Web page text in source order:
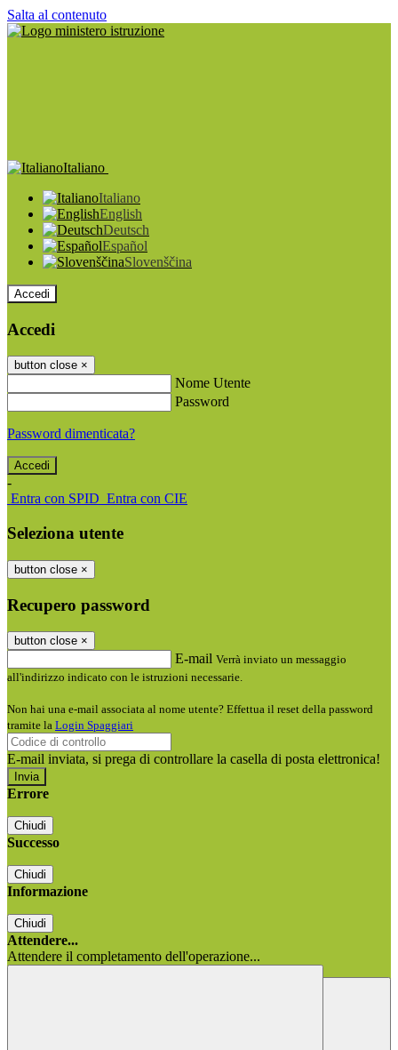
Salta al contenuto
Italiano
Italiano
English
Deutsch
Español
Slovenščina
Accedi
Accedi
button close ×
Nome Utente
Password
Password dimenticata?
-
Entra con SPID Entra con CIE
Seleziona utente
button close ×
Recupero password
button close ×
E-mail Verrà inviato un messaggio
all'indirizzo indicato con le istruzioni necessarie.
Non hai una e-mail associata al nome utente? Effettua il reset della password
tramite la Login Spaggiari
E-mail inviata, si prega di controllare la casella di posta elettronica!
Errore
Chiudi
Successo
Chiudi
Informazione
Chiudi
Attendere...
Attendere il completamento dell'operazione...